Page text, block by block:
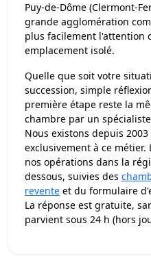
Puy-de-Dôme (Clermont-
grande agglomération
plus facilement l'attention
emplacement isolé.
Quelle que soit votre
succession, simple
première étape reste la
chambre par un
Nous existons depuis
exclusivement à ce métier.
nos opérations dans la
dessous, suivies des
revente et du formulaire
La réponse est gratuite,
parvient sous 24 h (hors